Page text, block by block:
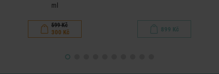
ml
599 Kč
300 Kč 899 Kč